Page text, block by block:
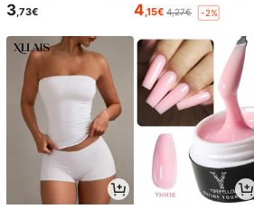
3,73€ 4,15€ 4,27€ -2%